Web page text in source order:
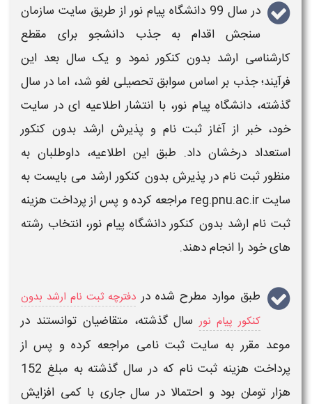
در سال 99 دانشگاه پیام نوراز طریق سایت سازمان
سنجش اقدام به جذب دانشجو برای مقطع
کارشناسی ارشد بدون کنکورنمود و یک سال بعد این
فرآیند؛ جذب بر اساس سوابق تحصیلی لغو شد، اما در سال
گذشته، دانشگاه پیام نور، با انتشار اطلاعیه ای در سایت
خود، خبر از آغاز ثبت نامو پذیرش ارشد بدون کنکور
استعداد درخشان داد. طبق این اطلاعیه، داوطلبان به
منظورثبت نامدر پذیرشبدون کنکور ارشد می بایست به
سایتreg.pnu.ac.ir مراجعه کرده و پس ازپرداخت هزینه
ثبت نام ارشد بدون کنکور دانشگاه پیام نور، انتخاب رشته
های خود را انجام دهند.
طبق موارد مطرح شده در دفترچه ثبت نام ارشد بدون
کنکور پیام نورسال گذشته، متقاضیان توانستند در
موعد مقرر به سایتثبتنامی مراجعه کرده و پس از
پرداخت هزینه ثبت نام
که در سال گذشته به مبلغ 152
هزار تومان بود و احتمالا در سال جاری با کمی افزایش